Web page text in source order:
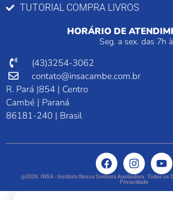
TUTORIAL COMPRA LIVROS
HORÁRIO DE
Seg. a sex. das 7h
(43)3254-3062
contato@insacambe.com.br
R. Pará |854 | Centro
Cambé | Paraná
86181-240 | Brasil
@2026. INSA - Instituto Nossa Senhora Auxiliadora. Todos os
Privacidade